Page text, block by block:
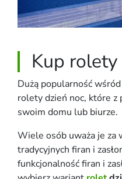
Kup rolety
Dużą popularność
rolety dzień noc, które z
swoim domu lub biurze.
Wiele osób uważa je za
tradycyjnych firan i
funkcjonalność firan i